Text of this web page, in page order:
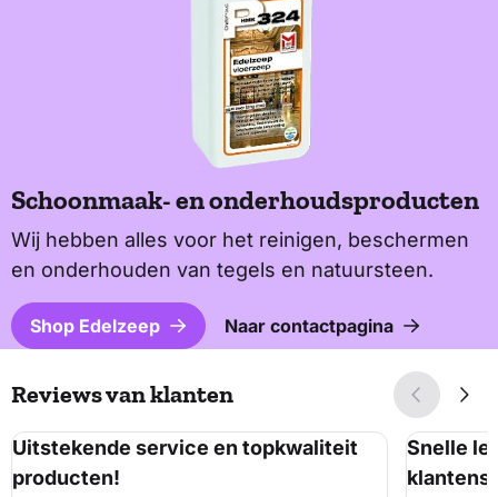
Schoonmaak- en onderhoudsproducten
Wij hebben alles voor het reinigen, beschermen
en onderhouden van tegels en natuursteen.
Shop Edelzeep Naar contactpagina
Reviews van klanten
Uitstekende service en topkwaliteit
producten!
Snelle